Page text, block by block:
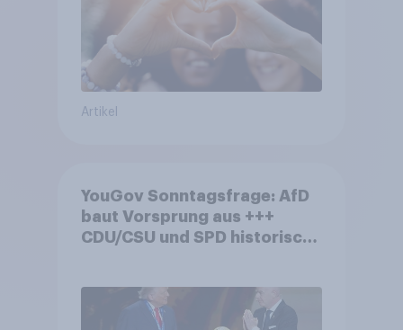
Artikel
YouGov Sonntagsfrage: AfD
baut Vorsprung aus +++
CDU/CSU und SPD historisch
Fußball-WM ohne Politik